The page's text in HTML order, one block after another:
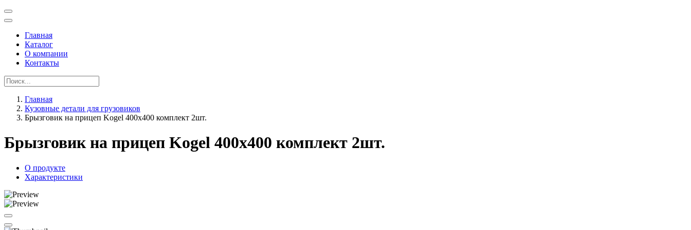
Главная
Каталог
О компании
Контакты
Главная
Кузовные детали для грузовиков
Брызговик на прицеп Kogel 400х400 комплект 2шт.
Брызговик на прицеп Kogel 400х400 комплект 2шт.
О продукте
Характеристики